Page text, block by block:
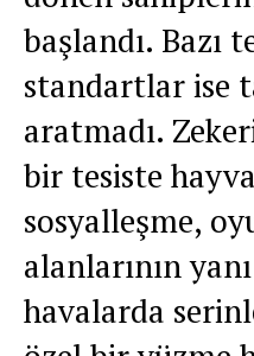
başlandı. Bazı
standartlar ise
aratmadı.
bir tesiste
sosyalleşme,
alanlarının
havalarda